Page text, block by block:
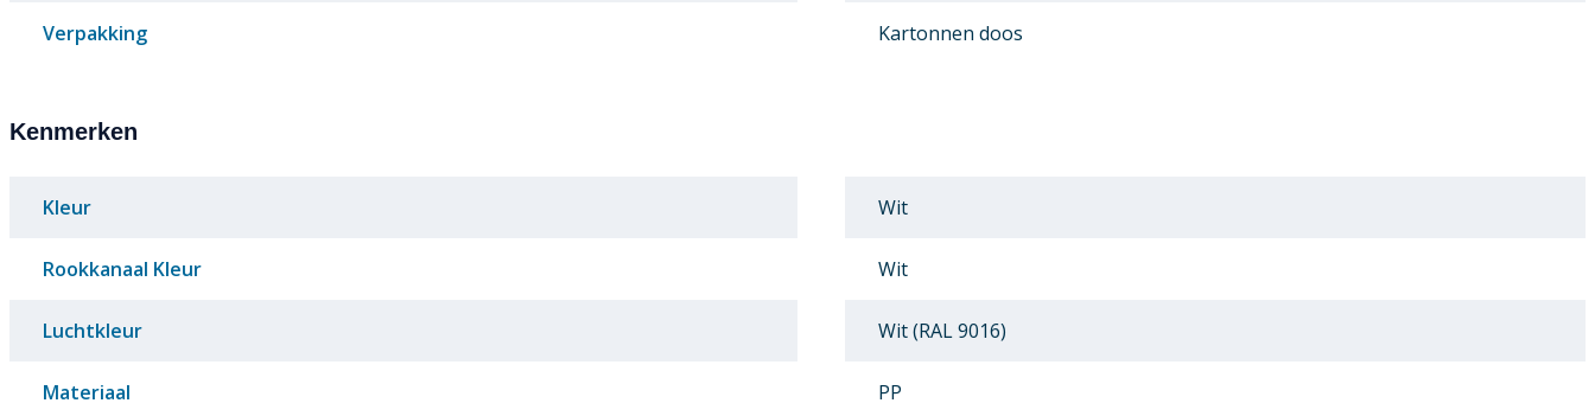
Verpakking Kartonnen doos
Kenmerken
Kleur Wit
Rookkanaal Kleur Wit
Luchtkleur Wit (RAL 9016)
Materiaal PP